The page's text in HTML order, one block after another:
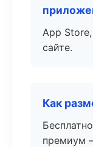
App
сайте.
Как
премиум